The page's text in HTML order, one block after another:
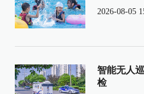
2026-08-05
智能无人
检